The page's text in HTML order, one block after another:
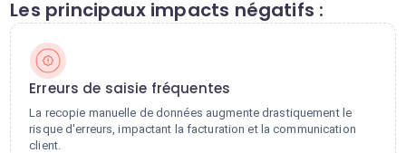
Les principaux impacts négatifs :
Erreurs de saisie fréquentes
La recopie manuelle de données augmente drastiquement le
risque d'erreurs, impactant la facturation et la communication
client.